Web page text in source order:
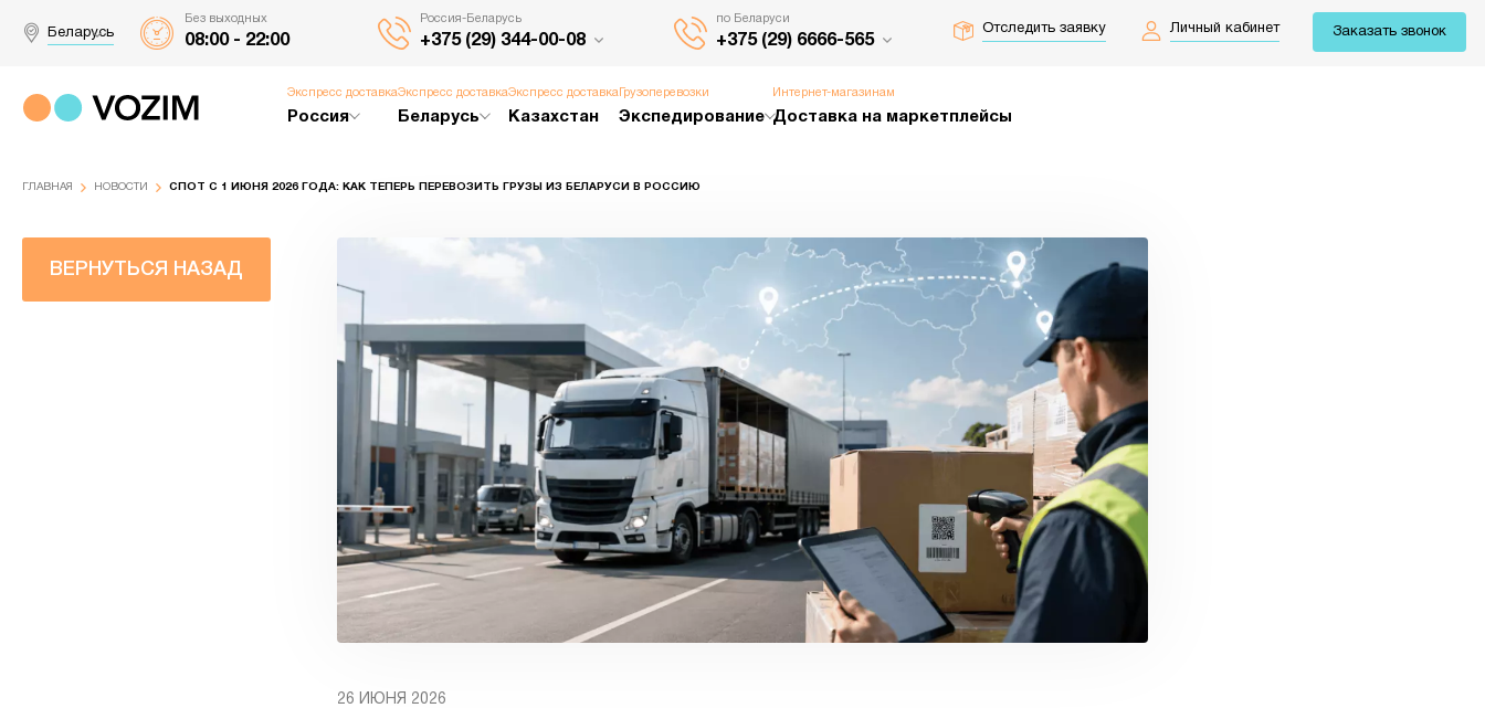
Беларусь
Без выходных
08:00 - 22:00
Россия-Беларусь
+375 (29) 344-00-08
по Беларуси
+375 (29) 6666-565
Отследить заявку Личный кабинет Заказать звонок
Экспресс доставка
Россия
Экспресс доставка
Беларусь
Экспресс доставка
Казахстан
Грузоперевозки
Экспедирование
Интернет-магазинам
Доставка на маркетплейсы
ГЛАВНАЯ НОВОСТИ СПОТ С 1 ИЮНЯ 2026 ГОДА: КАК ТЕПЕРЬ ПЕРЕВОЗИТЬ ГРУЗЫ ИЗ БЕЛАРУСИ В РОССИЮ
ВЕРНУТЬСЯ НАЗАД
26 ИЮНЯ 2026